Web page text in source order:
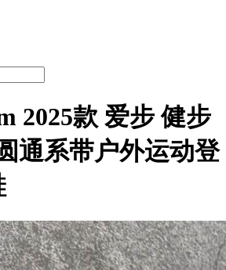
2025款 爱步 健步
通系带户外运动登